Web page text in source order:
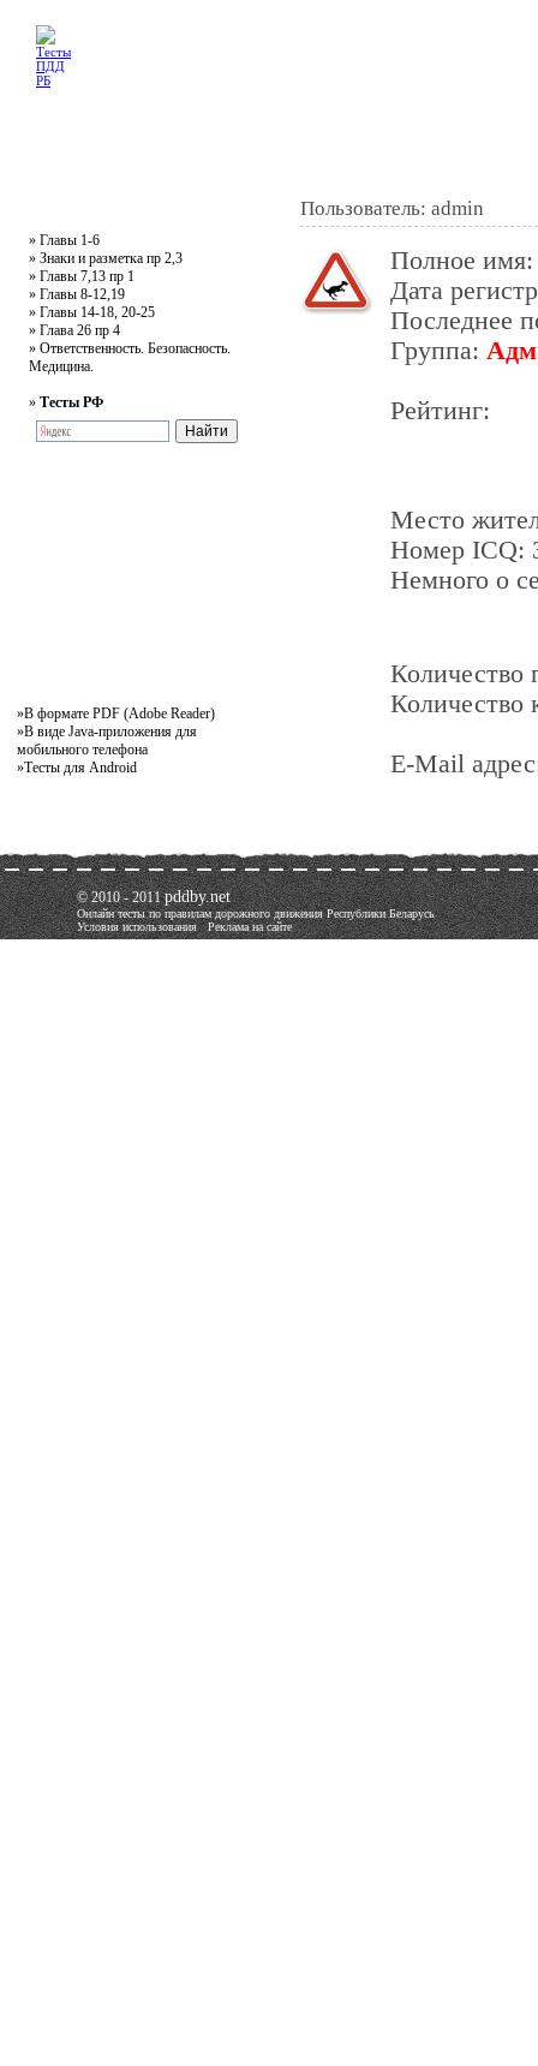
» Главы 1-6
» Знаки и разметка пр 2,3
» Главы 7,13 пр 1
» Главы 8-12,19
» Главы 14-18, 20-25
» Глава 26 пр 4
» Ответственность. Безопасность.
Медицина.
» Тесты РФ
»В формате PDF (Adobe Reader)
»В виде Java-приложения для
мобильного телефона
»Тесты для Android
Пользователь: admin
Полное
Дата
Последнее
Группа:
Рейтинг:
Место
Номер ICQ:
Немного о
Количество
E-Mail
© 2010 - 2011pddby.net
Онлайн тесты по правилам дорожного движения Республики Беларусь
Условия использования
Реклама на сайте